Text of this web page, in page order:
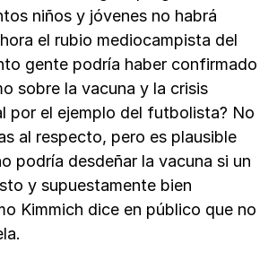
niños y jóvenes no habrá
el rubio mediocampista del
gente podría haber confirmado
sobre la vacuna y la crisis
por el ejemplo del futbolista? No
al respecto, pero es plausible
podría desdeñar la vacuna si un
y supuestamente bien
Kimmich dice en público que no